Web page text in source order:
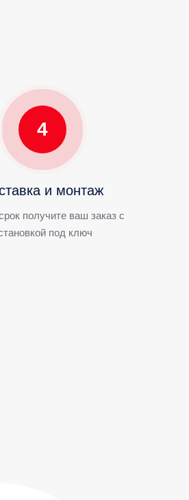
4
и монтаж
получите ваш заказ с
под ключ